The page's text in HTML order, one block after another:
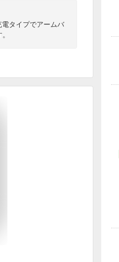
タイプでアームバ